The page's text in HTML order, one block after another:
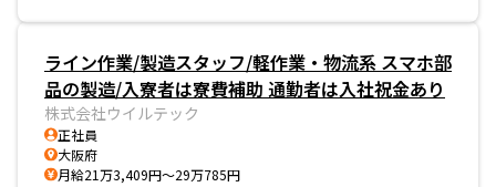
ライン作業/製造スタッフ/軽作業・物流系 スマホ部
品の製造/入寮者は寮費補助 通勤者は入社祝金あり
株式会社ウイルテック
正社員
大阪府
月給21万3,409円～29万785円